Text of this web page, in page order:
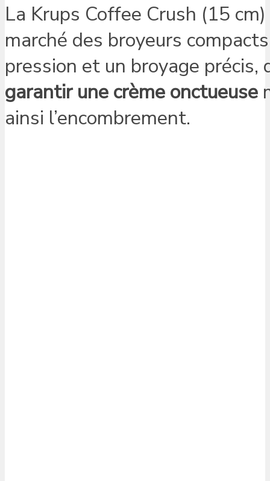
La Krups Coffee Crush (15
marché des broyeurs
pression et un broyage
garantir une crème onctueuse
ainsi l’encombrement.